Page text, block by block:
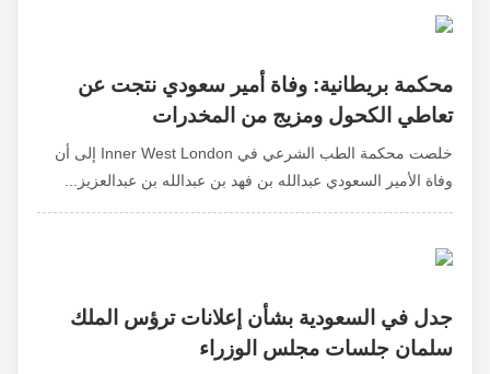
محكمة بريطانية: وفاة أمير سعودي نتجت عن
تعاطي الكحول ومزيج من المخدرات
خلصت محكمة الطب الشرعي في Inner West London إلى أن
وفاة الأمير السعودي عبدالله بن فهد بن عبدالله بن عبدالعزيز...
جدل في السعودية بشأن إعلانات ترؤس الملك
سلمان جلسات مجلس الوزراء